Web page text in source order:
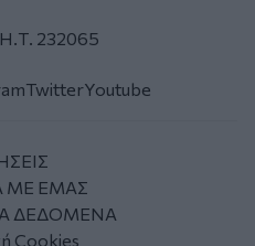
232065
TwitterYoutube
ΜΕ ΕΜΑΣ
ΔΕΔΟΜΕΝΑ
Cookies